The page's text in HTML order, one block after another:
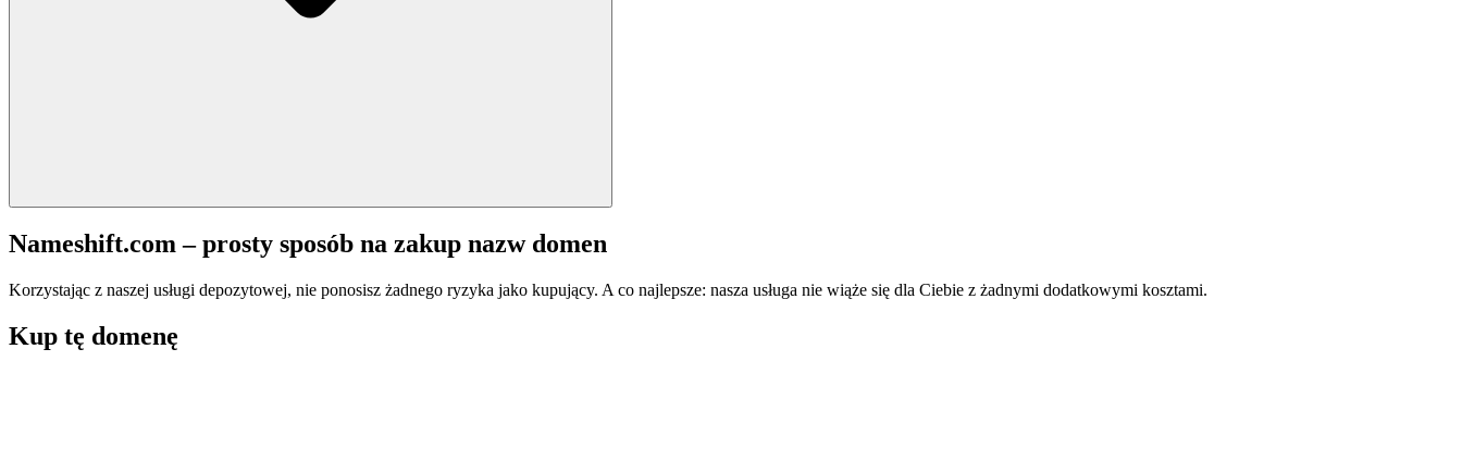
Nameshift.com – prosty sposób na zakup nazw domen
Korzystając z naszej usługi depozytowej, nie ponosisz żadnego ryzyka jako kupujący. A co najlepsze: nasza usługa nie wiąże się dla Ciebie z żadnymi dodatkowymi kosztami.
Kup tę domenę